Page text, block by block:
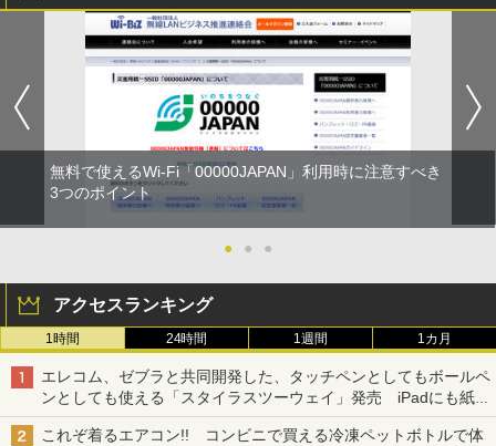
無料で使えるWi-Fi「00000JAPAN」利用時に注意すべき
3つのポイント
● ● ●
アクセスランキング
1時間 24時間 1週間 1カ月
エレコム、ゼブラと共同開発した、タッチペンとしてもボールペ
ンとしても使える「スタイラスツーウェイ」発売 iPadにも紙に
も、持ち替えずに書き込める
これぞ着るエアコン!! コンビニで買える冷凍ペットボトルで体